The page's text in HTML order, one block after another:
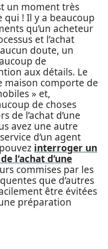
un moment très
qui ! Il y a beaucoup
qu’un acheteur
et l’achat
doute, un
de
aux détails. Le
maison comporte de
» et,
de choses
de l’achat d’une
avez une autre
d’un agent
interroger un
l’achat d’une
commises par les
que d’autres
être évitées
préparation